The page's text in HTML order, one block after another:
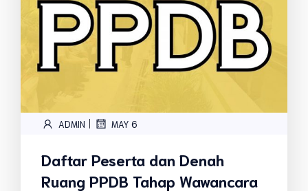
ADMIN | MAY 6
Daftar Peserta dan Denah
Ruang PPDB Tahap Wawancara